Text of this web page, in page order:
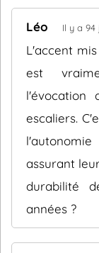
Léo Il y a 94
L'accent
est
l'évocation
escaliers.
assurant
durabilité
années ?